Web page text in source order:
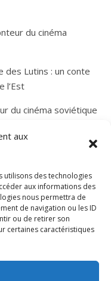
aux
utilisons des technologies
aux informations des
nous permettra de
de navigation ou les ID
ou de retirer son
certaines caractéristiques
du cinéma
des Lutins : un conte
l’Est
du cinéma soviétique
Mentions légales
Webchezmoi